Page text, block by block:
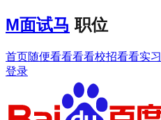
M面试马 职位
首页随便看看看看校招看看实习
登录